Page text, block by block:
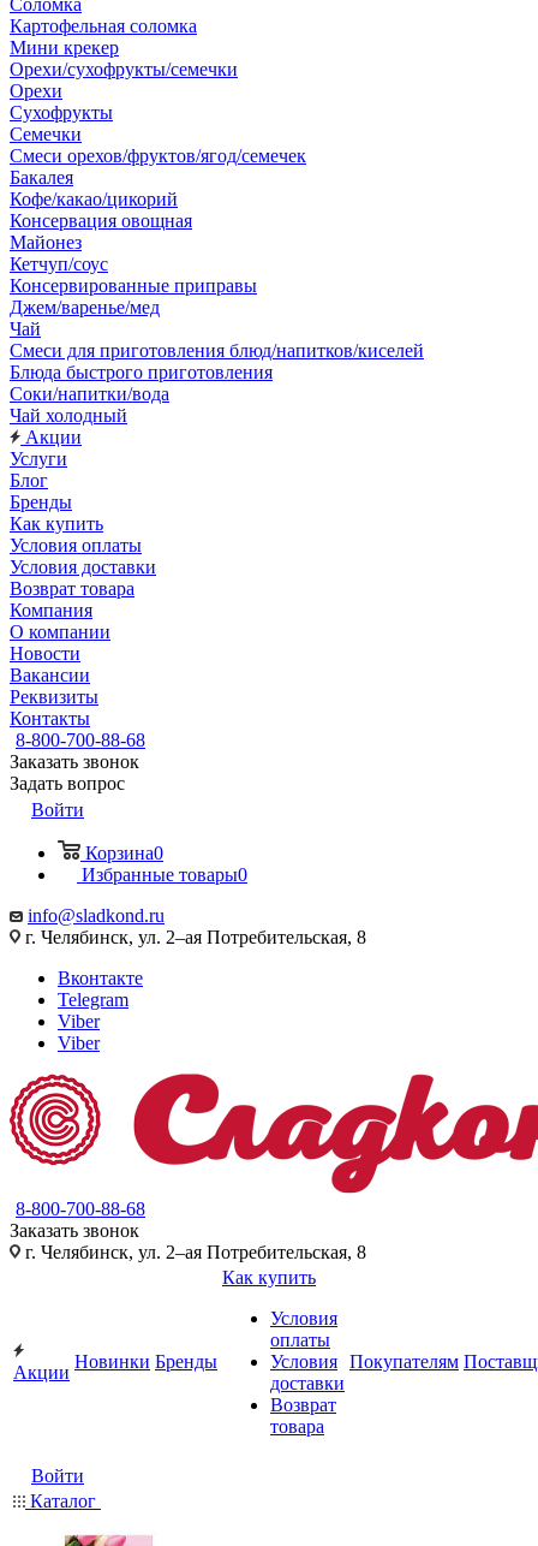
Соломка
Картофельная соломка
Мини крекер
Орехи/сухофрукты/семечки
Орехи
Сухофрукты
Семечки
Смеси орехов/фруктов/ягод/семечек
Бакалея
Кофе/какао/цикорий
Консервация овощная
Майонез
Кетчуп/соус
Консервированные приправы
Джем/варенье/мед
Чай
Смеси для приготовления блюд/напитков/киселей
Блюда быстрого приготовления
Соки/напитки/вода
Чай холодный
Акции
Услуги
Блог
Бренды
Как купить
Условия оплаты
Условия доставки
Возврат товара
Компания
О компании
Новости
Вакансии
Реквизиты
Контакты
8-800-700-88-68
Заказать звонок
Задать вопрос
Войти
Корзина0
Избранные товары0
info@sladkond.ru
г. Челябинск, ул. 2–ая Потребительская, 8
Вконтакте
Telegram
Viber
Viber
8-800-700-88-68
Заказать звонок
г. Челябинск, ул. 2–ая Потребительская, 8
Акции
Новинки Бренды
Как купить
Условия
оплаты
Условия
доставки
Возврат
товара
Покупателям
Войти
Каталог